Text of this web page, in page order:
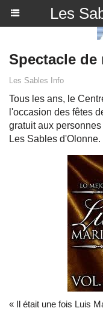
Les
Spectacle
Les Sables Info
Tous les ans, le
l'occasion des fêtes
gratuit aux
Les Sables d'Olonne.
« Il était une fois Luis